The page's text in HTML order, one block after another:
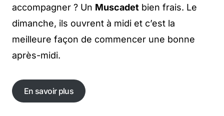
accompagner ? Un Muscadet bien frais. Le
dimanche, ils ouvrent à midi et c’est la
meilleure façon de commencer une bonne
après-midi.
En savoir plus
En savoir plus